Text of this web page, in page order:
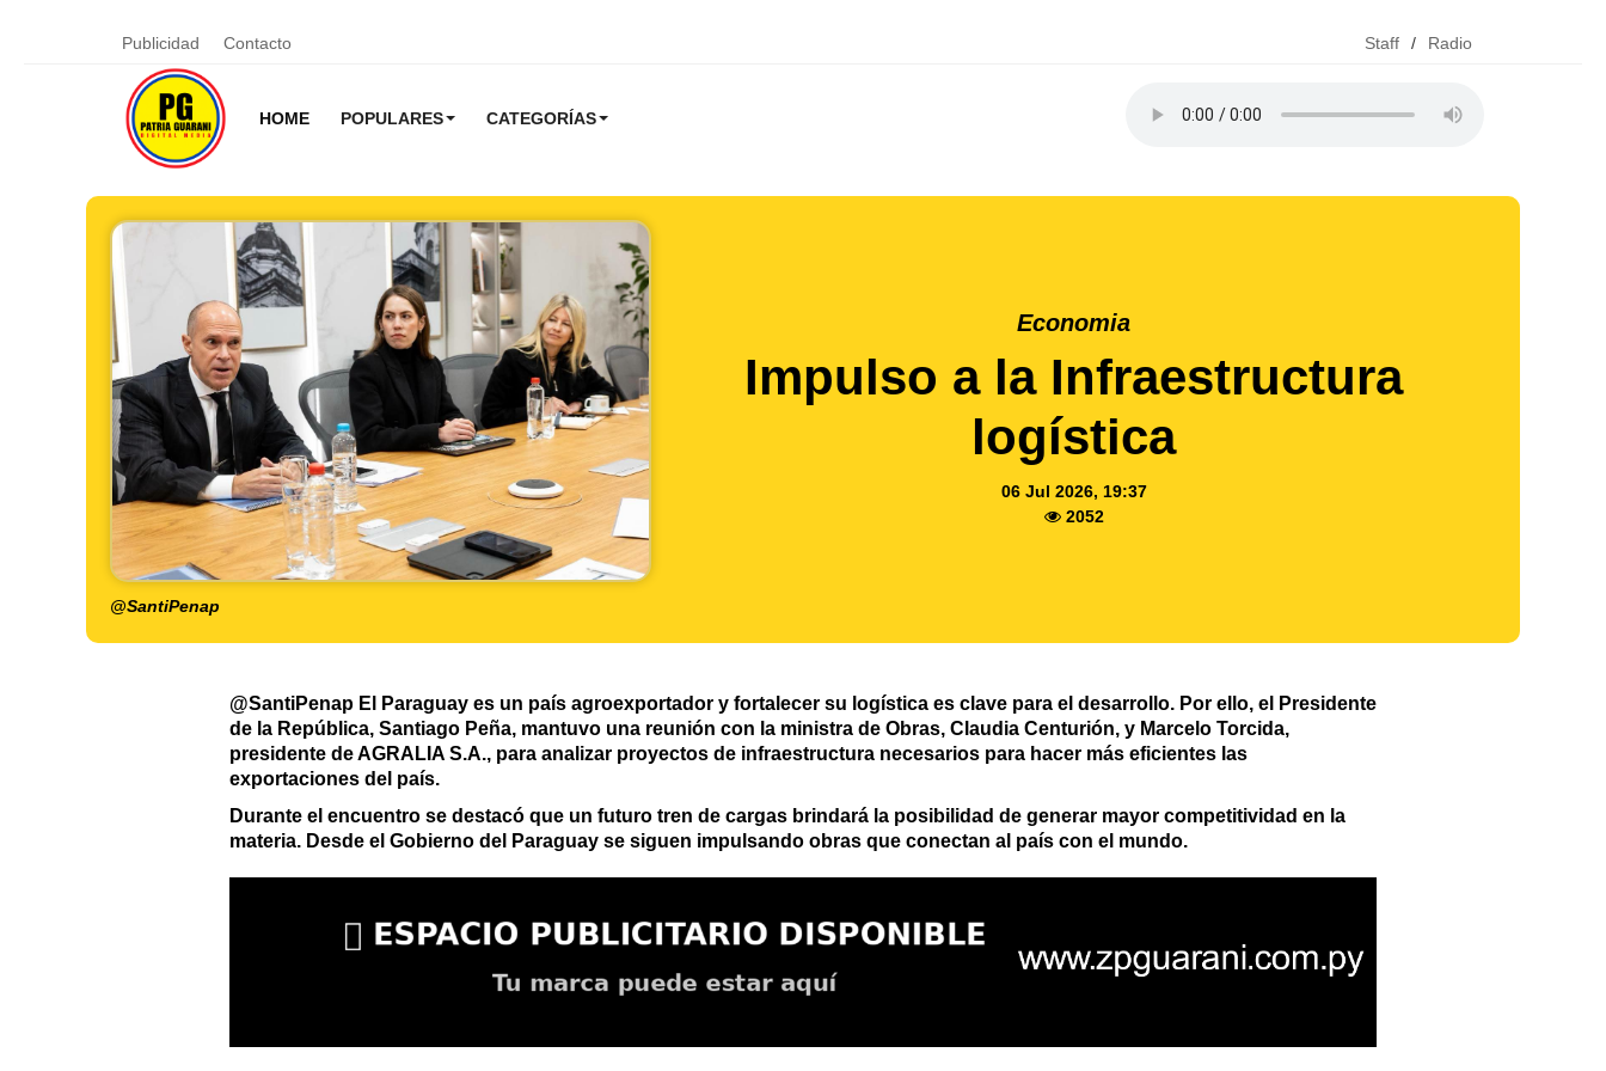
Publicidad Contacto Staff / Radio
HOME POPULARES CATEGORÍAS
@SantiPenap
Economia
Impulso a la Infraestructura
logística
06 Jul 2026, 19:37
2052
@SantiPenap El Paraguay es un país agroexportador y fortalecer su logística es clave para el desarrollo. Por ello, el Presidente
de la República, Santiago Peña, mantuvo una reunión con la ministra de Obras, Claudia Centurión, y Marcelo Torcida,
presidente de AGRALIA S.A., para analizar proyectos de infraestructura necesarios para hacer más eficientes las
exportaciones del país.
Durante el encuentro se destacó que un futuro tren de cargas brindará la posibilidad de generar mayor competitividad en la
materia. Desde el Gobierno del Paraguay se siguen impulsando obras que conectan al país con el mundo.